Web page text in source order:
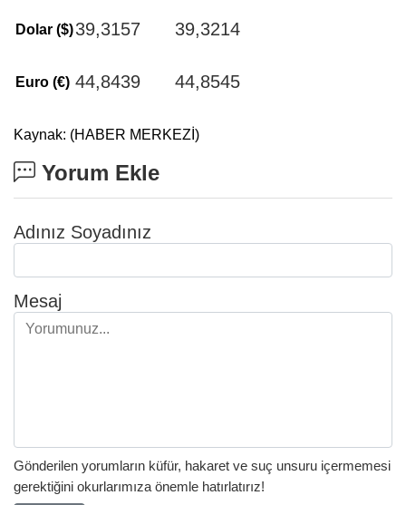
Dolar ($)39,3157 39,3214
Euro (€) 44,8439 44,8545
Kaynak: (HABER MERKEZİ)
Yorum Ekle
Adınız Soyadınız
Mesaj
Gönderilen yorumların küfür, hakaret ve suç unsuru içermemesi
gerektiğini okurlarımıza önemle hatırlatırız!